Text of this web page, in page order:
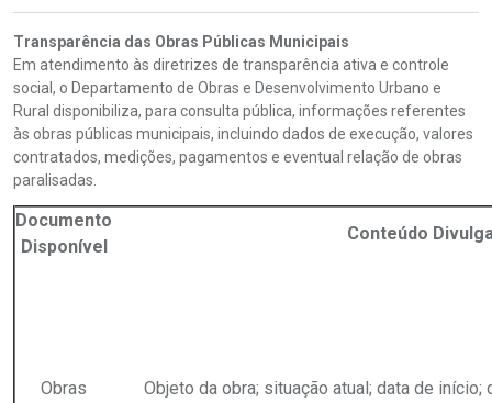
Transparência das Obras Públicas Municipais
Em atendimento às diretrizes de transparência ativa e controle
social, o Departamento de Obras e Desenvolvimento Urbano e
Rural disponibiliza, para consulta pública, informações referentes
às obras públicas municipais, incluindo dados de execução, valores
contratados, medições, pagamentos e eventual relação de obras
paralisadas.
Documento
Disponível
Conteúdo
Obras
Objeto da obra; situação atual; data de